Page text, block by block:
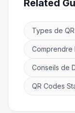
Related
Types de
Comprendre
Conseils de
QR Codes